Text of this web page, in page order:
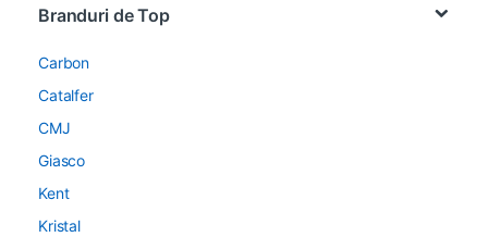
Branduri de Top
Carbon
Catalfer
CMJ
Giasco
Kent
Kristal